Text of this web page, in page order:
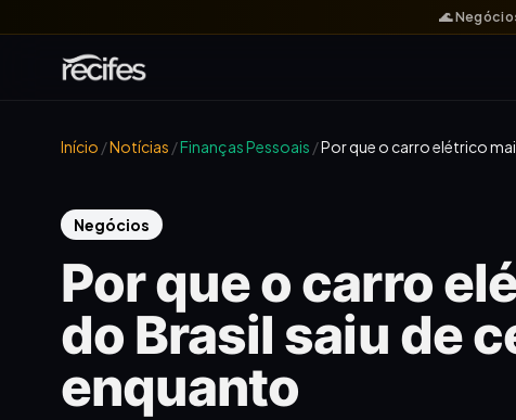
🌊
Início /Notícias /Finanças Pessoais /Por que o carro elétrico
Negócios
Por que o carro
do Brasil saiu de
enquanto